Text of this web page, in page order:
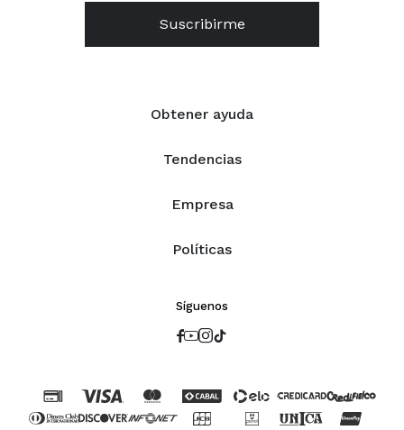
Obtener ayuda
Tendencias
Empresa
Políticas
Suscribirme
Síguenos
